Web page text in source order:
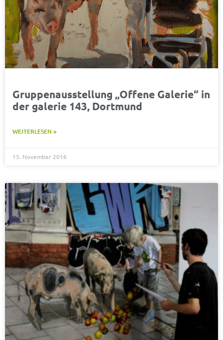
Gruppenausstellung „Offene Galerie“ in
der galerie 143, Dortmund
WEITERLESEN »
15. November 2016